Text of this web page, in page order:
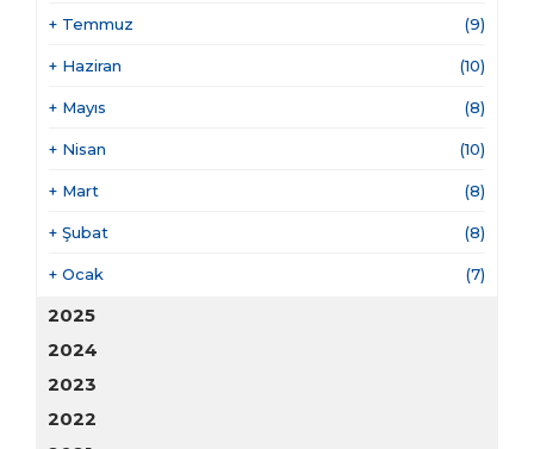
+ Temmuz (9)
+ Haziran (10)
+ Mayıs (8)
+ Nisan (10)
+ Mart (8)
+ Şubat (8)
+ Ocak (7)
2025
2024
2023
2022